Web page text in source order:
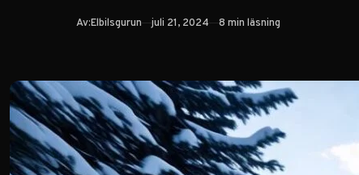
Av:Elbilsgurun Publicerad
juli 21, 2024 8 min läsning